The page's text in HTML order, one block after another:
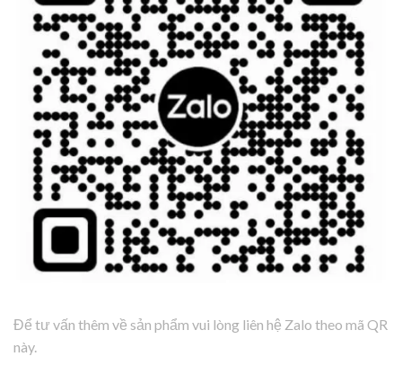
Để tư vấn thêm về sản phẩm vui lòng liên hệ Zalo theo mã QR
này.